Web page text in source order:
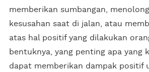
memberikan sumbangan,
kesusahan saat di jalan, atau
atas hal positif yang dilakukan
bentuknya, yang penting apa yang
dapat memberikan dampak positif